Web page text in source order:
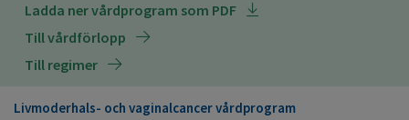
Ladda ner vårdprogram som PDF
Till vårdförlopp
Till regimer
Livmoderhals- och vaginalcancer vårdprogram